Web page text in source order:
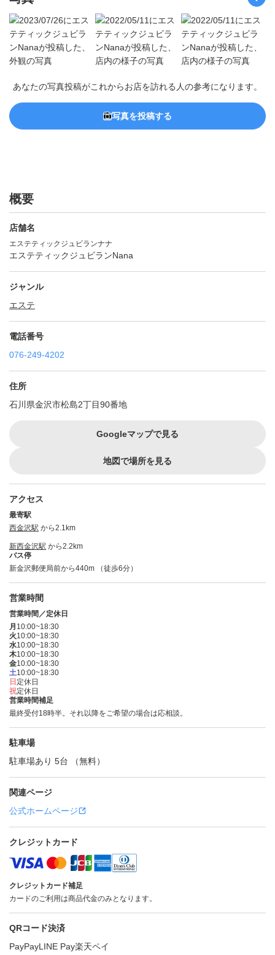
あなたの写真投稿がこれからお店を訪れる人の参考になります。
写真を投稿する
概要
店舗名
エステティックジュビランナナ
エステティックジュビランNana
ジャンル
エステ
電話番号
076-249-4202
住所
石川県金沢市松島2丁目90番地
Googleマップで見る
地図で場所を見る
アクセス
最寄駅
西金沢駅 から2.1km
新西金沢駅 から2.2km
バス停
新金沢郵便局前から440m （徒歩6分）
営業時間
営業時間／定休日
月 10:00~18:30
火10:00~18:30
水10:00~18:30
木10:00~18:30
金10:00~18:30
土10:00~18:30
日 定休日
祝定休日
営業時間補足
最終受付18時半。それ以降をご希望の場合は応相談。
駐車場
駐車場あり 5台 （無料）
関連ページ
公式ホームページ
クレジットカード
クレジットカード補足
カードのご利用は商品代金のみとなります。
QRコード決済
PayPayLINE Pay楽天ペイ